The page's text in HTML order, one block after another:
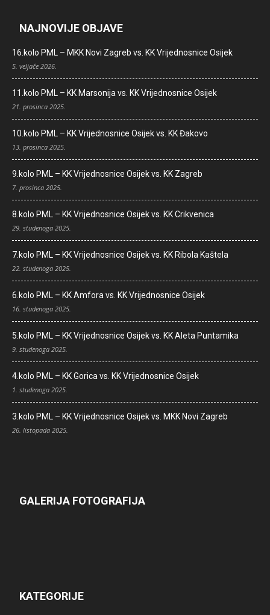
NAJNOVIJE OBJAVE
16.kolo PML – MKK Novi Zagreb vs. KK Vrijednosnice Osijek
5. veljače 2026.
11.kolo PML – KK Marsonija vs. KK Vrijednosnice Osijek
21. prosinca 2025.
10.kolo PML – KK Vrijednosnice Osijek vs. KK Đakovo
13. prosinca 2025.
9.kolo PML – KK Vrijednosnice Osijek vs. KK Zagreb
7. prosinca 2025.
8.kolo PML – KK Vrijednosnice Osijek vs. KK Crikvenica
29. studenoga 2025.
7.kolo PML – KK Vrijednosnice Osijek vs. KK Ribola Kaštela
22. studenoga 2025.
6.kolo PML – KK Amfora vs. KK Vrijednosnice Osijek
16. studenoga 2025.
5.kolo PML – KK Vrijednosnice Osijek vs. KK Aleta Puntamika
9. studenoga 2025.
4.kolo PML – KK Gorica vs. KK Vrijednosnice Osijek
1. studenoga 2025.
3.kolo PML – KK Vrijednosnice Osijek vs. MKK Novi Zagreb
26. listopada 2025.
GALERIJA FOTOGRAFIJA
KATEGORIJE